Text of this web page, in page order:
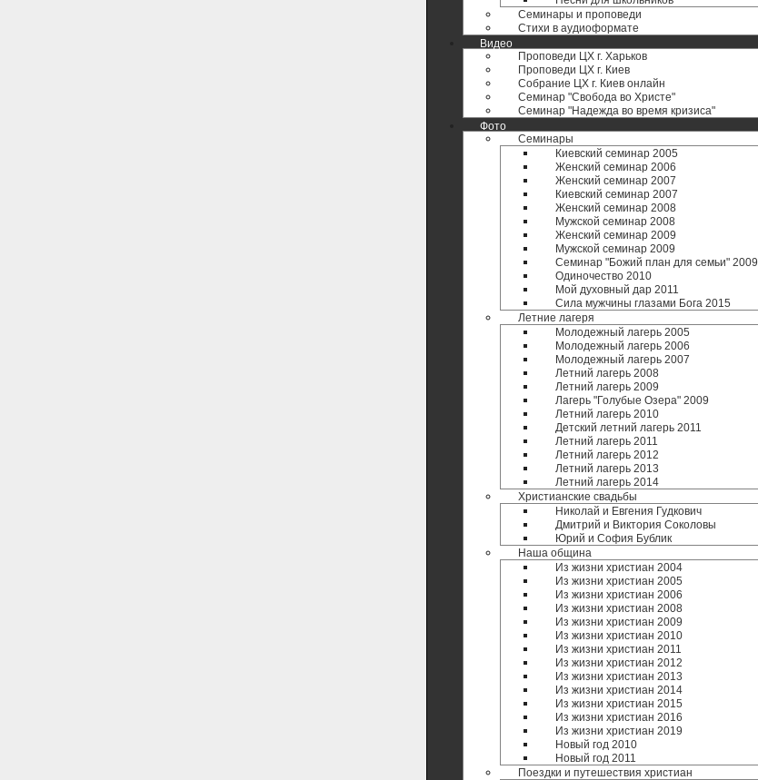
Семинары и проповеди
Стихи в аудиоформате
Видео
Проповеди ЦХ г. Харьков
Проповеди ЦХ г. Киев
Собрание ЦХ г. Киев онлайн
Семинар "Свобода во Христе"
Семинар "Надежда во время кризиса"
Фото
Семинары
Киевский семинар 2005
Женский семинар 2006
Женский семинар 2007
Киевский семинар 2007
Женский семинар 2008
Мужской семинар 2008
Женский семинар 2009
Мужской семинар 2009
Семинар "Божий план для семьи" 2009
Одиночество 2010
Мой духовный дар 2011
Сила мужчины глазами Бога 2015
Летние лагеря
Молодежный лагерь 2005
Молодежный лагерь 2006
Молодежный лагерь 2007
Летний лагерь 2008
Летний лагерь 2009
Лагерь "Голубые Озера" 2009
Летний лагерь 2010
Детский летний лагерь 2011
Летний лагерь 2011
Летний лагерь 2012
Летний лагерь 2013
Летний лагерь 2014
Христианские свадьбы
Николай и Евгения Гудкович
Дмитрий и Виктория Соколовы
Юрий и София Бублик
Наша община
Из жизни христиан 2004
Из жизни христиан 2005
Из жизни христиан 2006
Из жизни христиан 2008
Из жизни христиан 2009
Из жизни христиан 2010
Из жизни христиан 2011
Из жизни христиан 2012
Из жизни христиан 2013
Из жизни христиан 2014
Из жизни христиан 2015
Из жизни христиан 2016
Из жизни христиан 2019
Новый год 2010
Новый год 2011
Поездки и путешествия христиан